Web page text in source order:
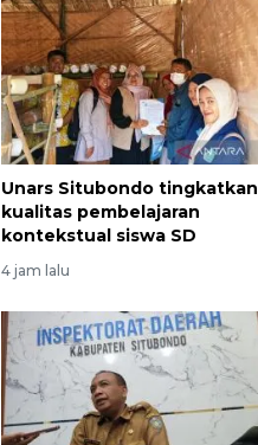
Unars Situbondo tingkatkan
kualitas pembelajaran
kontekstual siswa SD
4 jam lalu